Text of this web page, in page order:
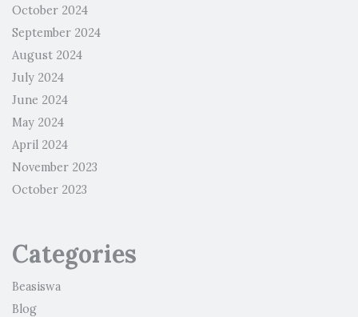
October 2024
September 2024
August 2024
July 2024
June 2024
May 2024
April 2024
November 2023
October 2023
Categories
Beasiswa
Blog